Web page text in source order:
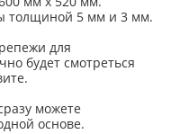
толщиной 5 мм и 3 мм.
для
будет смотреться
можете
основе.